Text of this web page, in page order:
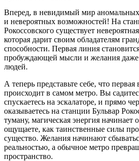
Вперед, в невидимый мир
и невероятных возможностей! На
Рокоссовского существует
которая дарит своим обладателям
способности. Первая линия
пробуждающей мысли и желания
людей.
А теперь представьте себе, что
происходит в самом метро. Вы
спускаетесь на эскалаторе, и прямо
оказываетесь на станции Бульвар
туману, магическая энергия начинает
ощущаете, как таинственные силы
существо. Желания начинают
реальностью, а обычное метро
пространство.